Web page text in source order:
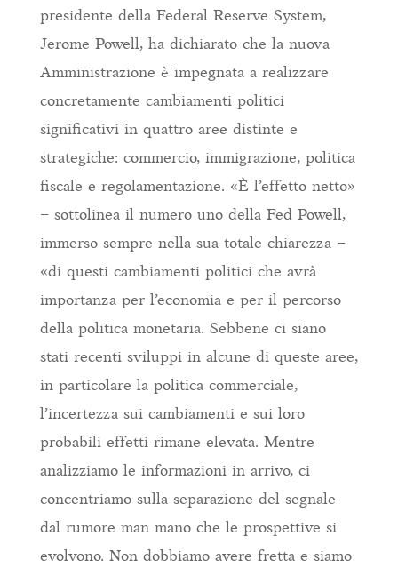
presidente della Federal Reserve System,
Jerome Powell, ha dichiarato che la nuova
Amministrazione è impegnata a realizzare
concretamente cambiamenti politici
significativi in quattro aree distinte e
strategiche: commercio, immigrazione, politica
fiscale e regolamentazione. «È l’effetto netto»
– sottolinea il numero uno della Fed Powell,
immerso sempre nella sua totale chiarezza –
«di questi cambiamenti politici che avrà
importanza per l’economia e per il percorso
della politica monetaria. Sebbene ci siano
stati recenti sviluppi in alcune di queste aree,
in particolare la politica commerciale,
l’incertezza sui cambiamenti e sui loro
probabili effetti rimane elevata. Mentre
analizziamo le informazioni in arrivo, ci
concentriamo sulla separazione del segnale
dal rumore man mano che le prospettive si
evolvono. Non dobbiamo avere fretta e siamo